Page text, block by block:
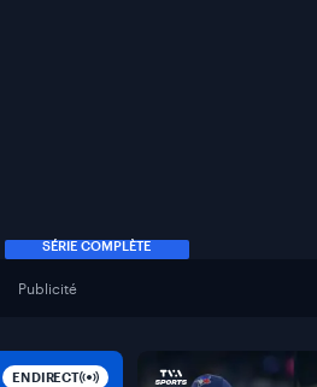
SÉRIE COMPLÈTE
Publicité
EN DIRECT